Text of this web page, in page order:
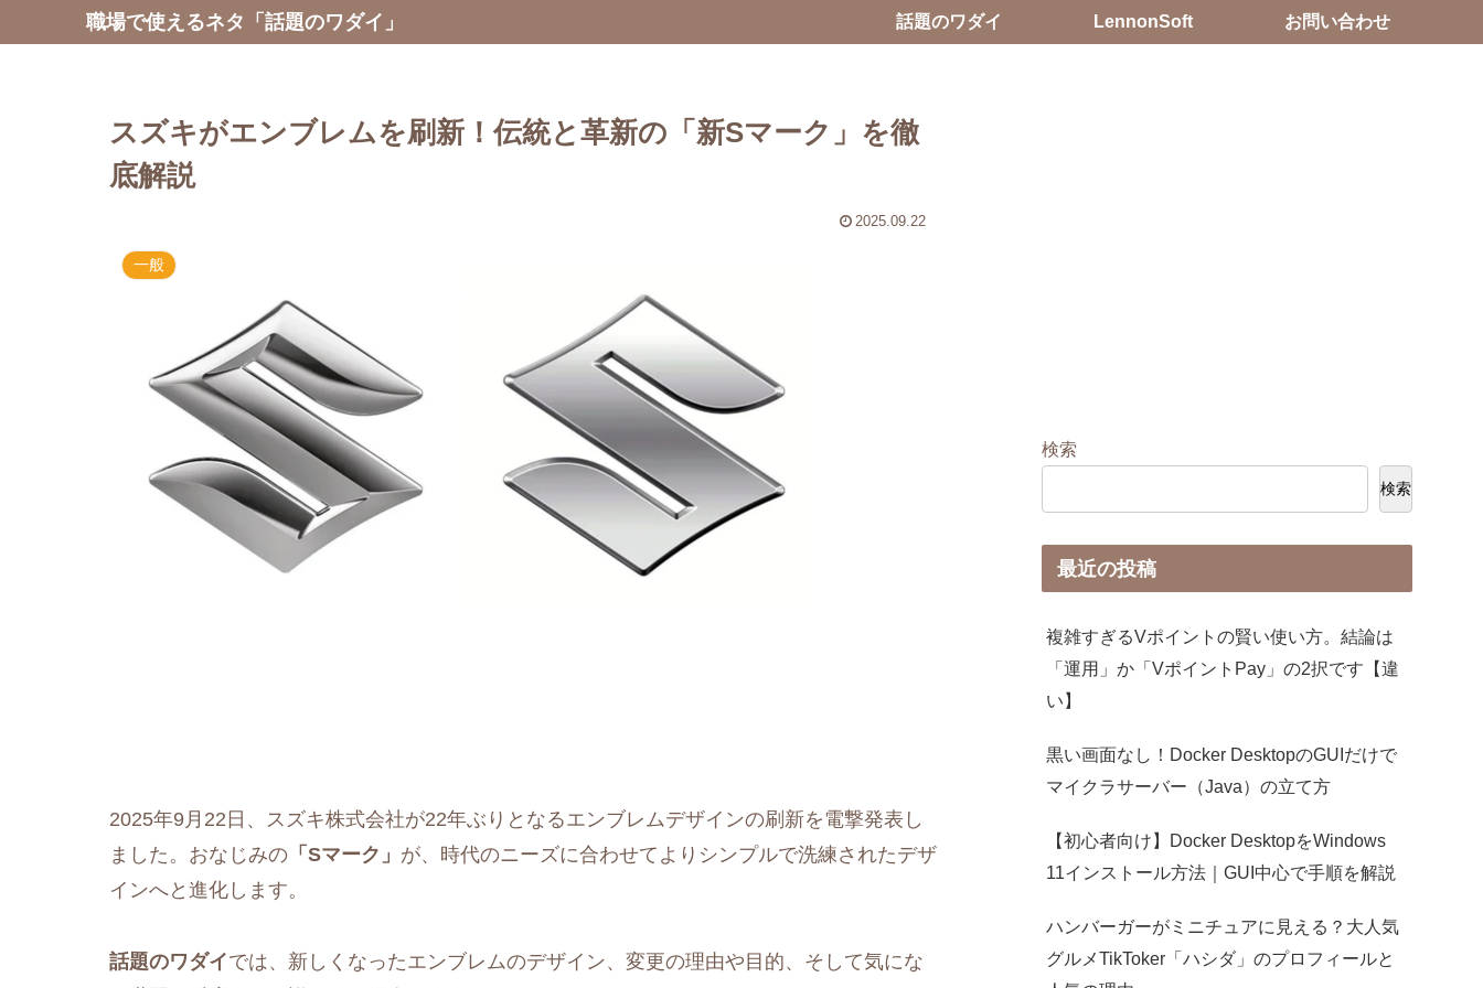
職場で使えるネタ「話題のワダイ」 話題のワダイ LennonSoft お問い合わせ
スズキがエンブレムを刷新！伝統と革新の「新Sマーク」を徹
底解説
2025.09.22
一般
2025年9月22日、スズキ株式会社が22年ぶりとなるエンブレムデザインの刷新を電撃発表し
ました。おなじみの 「Sマーク」 が、時代のニーズに合わせてよりシンプルで洗練されたデザ
インへと進化します。
話題のワダイでは、新しくなったエンブレムのデザイン、変更の理由や目的、そして気にな
検索
検索
最近の投稿
複雑すぎるVポイントの賢い使い方。結論は
「運用」か「VポイントPay」の2択です【違
い】
黒い画面なし！Docker DesktopのGUIだけで
マイクラサーバー（Java）の立て方
【初心者向け】Docker DesktopをWindows
11インストール方法｜GUI中心で手順を解説
ハンバーガーがミニチュアに見える？大人気
グルメTikToker「ハシダ」のプロフィールと